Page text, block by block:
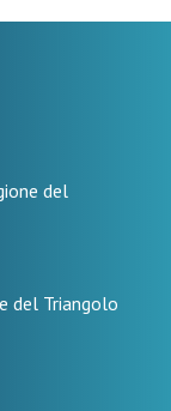
del
del Triangolo